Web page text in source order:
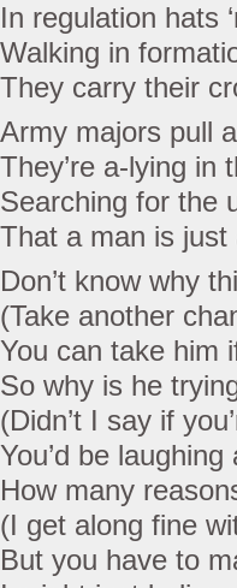
In regulation hats
Walking in
They carry their
Army majors pull
They’re a-lying in
Searching for the
That a man is just
Don’t know why
(Take another
You can take him
So why is he
(Didn’t I say if
You’d be
How many
(I get along fine
But you have to